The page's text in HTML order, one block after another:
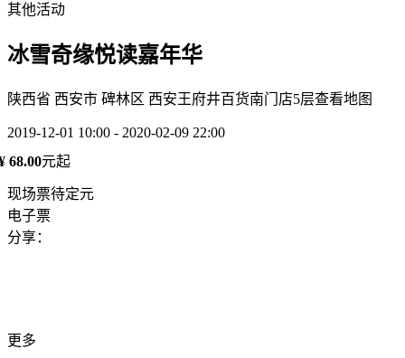
其他活动
冰雪奇缘悦读嘉年华
陕西省 西安市 碑林区 西安王府井百货南门店5层查看地图
2019-12-01 10:00 - 2020-02-09 22:00
68.00元起
现场票待定元
电子票
分享：
更多